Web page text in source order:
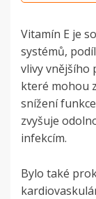
Vitamín E je
systémů,
vlivy vnějšího
které mohou
snížení
zvyšuje
infekcím.
Bylo také